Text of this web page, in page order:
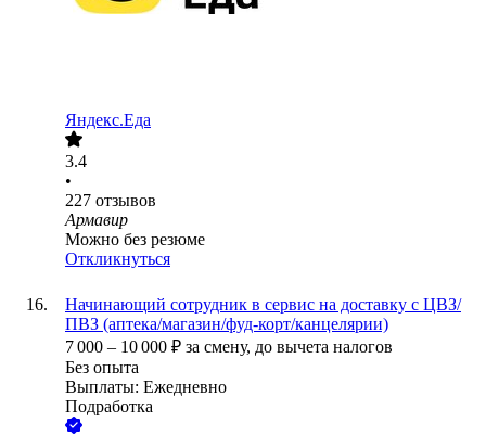
Яндекс.Еда
3.4
•
227 отзывов
Армавир
Можно без резюме
Откликнуться
Начинающий сотрудник в сервис на доставку с ЦВЗ/
ПВЗ (аптека/магазин/фуд-корт/канцелярии)
7 000 – 10 000 ₽ за смену, до вычета налогов
Без опыта
Выплаты: Ежедневно
Подработка